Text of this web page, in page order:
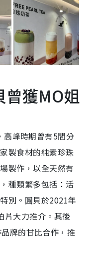
獲MO姐
峰時期曾有5間分
製食材的純素珍珠
製作，以全天然有
種類繁多包括：活
別。圓貝於2021年
片大力推介。其後
牌的甘比合作，推